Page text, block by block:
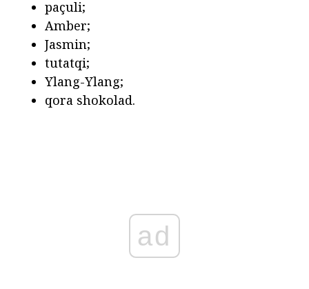
paçuli;
Amber;
Jasmin;
tutatqi;
Ylang-Ylang;
qora shokolad.
ad